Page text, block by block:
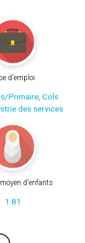
d'emploi
Primaire, Cols
des services
d'enfants
1.81